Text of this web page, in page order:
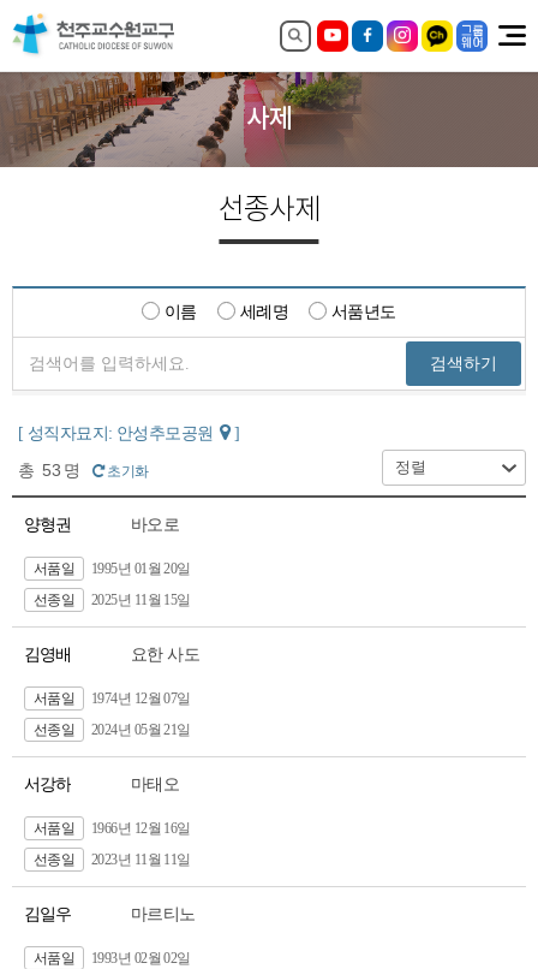
사제
선종사제
이름 세례명 서품년도
검색하기
[ 성직자묘지: 안성추모공원 ]
총 53 명 초기화
양형권 바오로
서품일
1995년 01월 20일
선종일
2025년 11월 15일
김영배 요한 사도
서품일
1974년 12월 07일
선종일
2024년 05월 21일
서강하 마태오
서품일
1966년 12월 16일
선종일
2023년 11월 11일
김일우 마르티노
서품일
1993년 02월 02일